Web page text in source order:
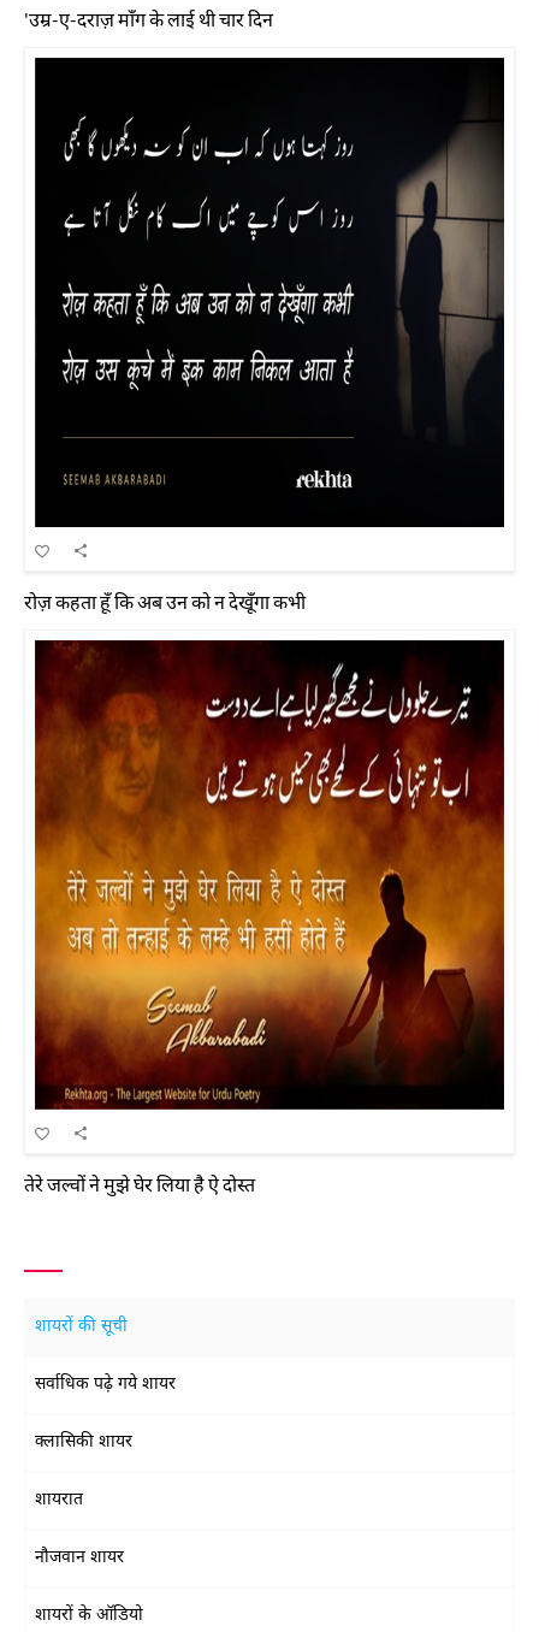
'उम्र-ए-दराज़ माँग के लाई थी चार दिन
रोज़ कहता हूँ कि अब उन को न देखूँगा कभी
तेरे जल्वों ने मुझे घेर लिया है ऐ दोस्त
शायरों की सूची
सर्वाधिक पढ़े गये शायर
क्लासिकी शायर
शायरात
नौजवान शायर
शायरों के ऑडियो